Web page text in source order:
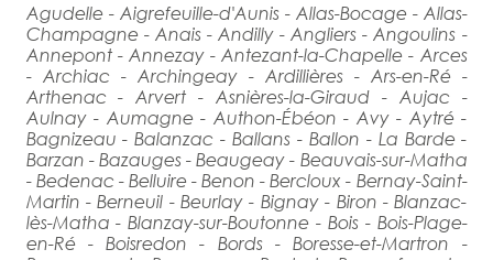
Agudelle - Aigrefeuille-d'Aunis - Allas-Bocage - Allas-
Champagne - Anais - Andilly - Angliers - Angoulins -
Annepont - Annezay - Antezant-la-Chapelle - Arces
- Archiac - Archingeay - Ardillières - Ars-en-Ré -
Arthenac - Arvert - Asnières-la-Giraud - Aujac -
Aulnay - Aumagne - Authon-Ébéon - Avy - Aytré -
Bagnizeau - Balanzac - Ballans - Ballon - La Barde -
Barzan - Bazauges - Beaugeay - Beauvais-sur-Matha
- Bedenac - Belluire - Benon - Bercloux - Bernay-Saint-
Martin - Berneuil - Beurlay - Bignay - Biron - Blanzac-
lès-Matha - Blanzay-sur-Boutonne - Bois - Bois-Plage-
en-Ré - Boisredon - Bords - Boresse-et-Martron -